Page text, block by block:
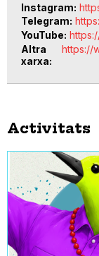
Instagram
Telegram
YouTube
Altra
xarxa
https://
Activitats